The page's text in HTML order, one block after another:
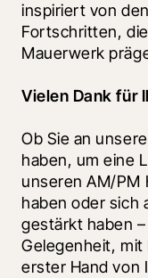
inspiriert von
Fortschritten,
Mauerwerk
Vielen Dank für
Ob Sie an
haben, um eine
unseren AM/PM
haben oder sich
gestärkt haben
Gelegenheit, mit
erster Hand von